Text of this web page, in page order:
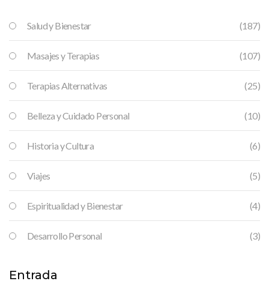
Salud y Bienestar (187)
Masajes y Terapias (107)
Terapias Alternativas (25)
Belleza y Cuidado Personal (10)
Historia y Cultura (6)
Viajes (5)
Espiritualidad y Bienestar (4)
Desarrollo Personal (3)
Entrada